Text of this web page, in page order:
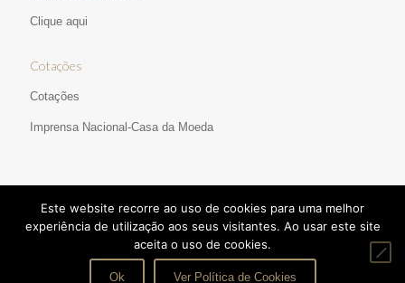
Clique aqui
Cotações
Cotações
Imprensa Nacional-Casa da Moeda
© 2017 Ourivesaria Manata | Direitos Reservados | Desenvolvido
por:pedroferraz.com|TERMOS E CONDIÇÕES
Este website recorre ao uso de cookies para uma melhor
experiência de utilização aos seus visitantes. Ao usar este site
aceita o uso de cookies.
Ok Ver Política de Cookies